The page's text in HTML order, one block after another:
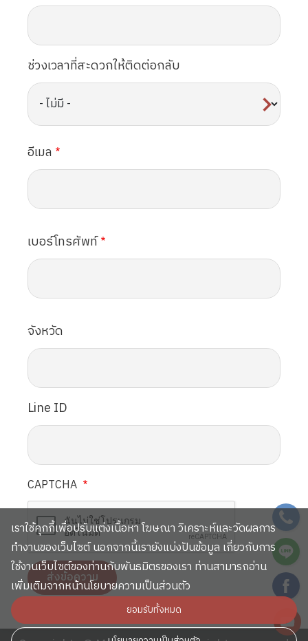
ช่วงเวลาที่สะดวกให้ติดต่อกลับ
อีเมล
เบอร์โทรศัพท์
จังหวัด
Line ID
CAPTCHA
เราใช้คุกกี้เพื่อปรับแต่งเนื้อหา โฆษณา วิเคราะห์และวัดผลการ
ทำงานของเว็บไซต์ นอกจากนี้เรายังแบ่งปันข้อมูล เกี่ยวกับการ
ใช้งานเว็บไซต์ของท่านกับพันธมิตรของเรา ท่านสามารถอ่าน
เพิ่มเติมจากหน้านโยบายความเป็นส่วนตัว
ยอมรับทั้งหมด
SVG
SVG
SVG
SVG